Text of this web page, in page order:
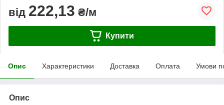
від 222,13 ₴/м
Купити
Опис Характеристики Доставка Оплата Умови
Опис